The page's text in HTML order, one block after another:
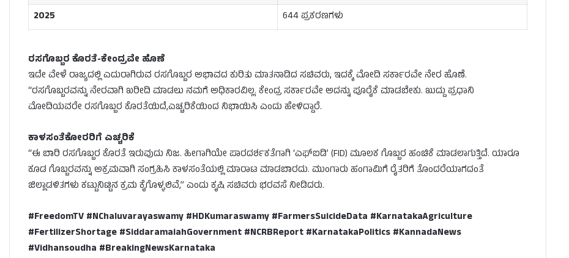
2025
644 ಪ್ರಕರಣಗಳು
ರಸಗೊಬ್ಬರ ಕೊರತೆ-ಕೇಂದ್ರವೇ ಹೊಣೆ
ಇದೇ ವೇಳೆ ರಾಜ್ಯದಲ್ಲಿ ಎದುರಾಗಿರುವ ರಸಗೊಬ್ಬರ ಅಭಾವದ ಕುರಿತು ಮಾತನಾಡಿದ ಸಚಿವರು, ಇದಕ್ಕೆ ಮೋದಿ ಸರ್ಕಾರವೇ ನೇರ ಹೊಣೆ.
“ರಸಗೊಬ್ಬರವನ್ನು ನೇರವಾಗಿ ಖರೀದಿ ಮಾಡಲು ನಮಗೆ ಅಧಿಕಾರವಿಲ್ಲ. ಕೇಂದ್ರ ಸರ್ಕಾರವೇ ಅದನ್ನು ಪೂರೈಕೆ ಮಾಡಬೇಕು. ಖುದ್ದು ಪ್ರಧಾನಿ
ಮೋದಿಯವರೇ ರಸಗೊಬ್ಬರ ಕೊರತೆಯಿದೆ,ಎಚ್ಚರಿಕೆಯಿಂದ ನಿಭಾಯಿಸಿ ಎಂದು ಹೇಳಿದ್ದಾರೆ.
ಕಾಳಸಂತೆಕೋರರಿಗೆ ಎಚ್ಚರಿಕೆ
“ಈ ಬಾರಿ ರಸಗೊಬ್ಬರ ಕೊರತೆ ಇರುವುದು ನಿಜ. ಹೀಗಾಗಿಯೇ ಪಾರದರ್ಶಕತೆಗಾಗಿ ‘ಎಫ್ಐಡಿ’ (FID) ಮೂಲಕ ಗೊಬ್ಬರ ಹಂಚಿಕೆ ಮಾಡಲಾಗುತ್ತಿದೆ. ಯಾರೂ
ಕೂಡ ಗೊಬ್ಬರವನ್ನು ಅಕ್ರಮವಾಗಿ ಸಂಗ್ರಹಿಸಿ ಕಾಳಸಂತೆಯಲ್ಲಿ ಮಾರಾಟ ಮಾಡಬಾರದು. ಮುಂಗಾರು ಹಂಗಾಮಿಗೆ ರೈತರಿಗೆ ತೊಂದರೆಯಾಗದಂತೆ
ಜಿಲ್ಲಾಡಳಿತಗಳು ಕಟ್ಟುನಿಟ್ಟಿನ ಕ್ರಮ ಕೈಗೊಳ್ಳಲಿವೆ,” ಎಂದು ಕೃಷಿ ಸಚಿವರು ಭರವಸೆ ನೀಡಿದರು.
#FreedomTV #NChaluvarayaswamy #HDKumaraswamy #FarmersSuicideData #KarnatakaAgriculture
#FertilizerShortage #SiddaramaiahGovernment #NCRBReport #KarnatakaPolitics #KannadaNews
#Vidhansoudha #BreakingNewsKarnataka